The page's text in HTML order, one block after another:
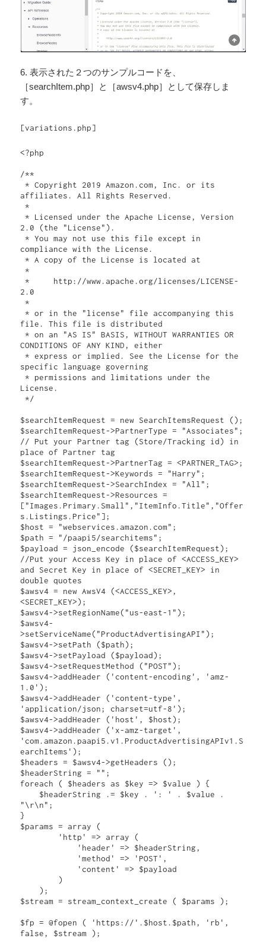
6. 表示された２つのサンプルコードを、
［searchItem.php］と［awsv4.php］として保存しま
す。
[variations.php]
<?php
/**
* Copyright 2019 Amazon.com, Inc. or its
affiliates. All Rights Reserved.
*
* Licensed under the Apache License, Version
2.0 (the "License").
* You may not use this file except in
compliance with the License.
* A copy of the License is located at
*
*     http://www.apache.org/licenses/LICENSE-
2.0
*
* or in the "license" file accompanying this
file. This file is distributed
* on an "AS IS" BASIS, WITHOUT WARRANTIES OR
CONDITIONS OF ANY KIND, either
* express or implied. See the License for the
specific language governing
* permissions and limitations under the
License.
*/
$searchItemRequest = new SearchItemsRequest ();
$searchItemRequest->PartnerType = "Associates";
// Put your Partner tag (Store/Tracking id) in
place of Partner tag
$searchItemRequest->PartnerTag = <PARTNER_TAG>;
$searchItemRequest->Keywords = "Harry";
$searchItemRequest->SearchIndex = "All";
$searchItemRequest->Resources =
["Images.Primary.Small","ItemInfo.Title","Offer
s.Listings.Price"];
$host = "webservices.amazon.com";
$path = "/paapi5/searchitems";
$payload = json_encode ($searchItemRequest);
//Put your Access Key in place of <ACCESS_KEY>
and Secret Key in place of <SECRET_KEY> in
double quotes
$awsv4 = new AwsV4 (<ACCESS_KEY>,
<SECRET_KEY>);
$awsv4->setRegionName("us-east-1");
$awsv4-
>setServiceName("ProductAdvertisingAPI");
$awsv4->setPath ($path);
$awsv4->setPayload ($payload);
$awsv4->setRequestMethod ("POST");
$awsv4->addHeader ('content-encoding', 'amz-
1.0');
$awsv4->addHeader ('content-type',
'application/json; charset=utf-8');
$awsv4->addHeader ('host', $host);
$awsv4->addHeader ('x-amz-target',
'com.amazon.paapi5.v1.ProductAdvertisingAPIv1.S
earchItems');
$headers = $awsv4->getHeaders ();
$headerString = "";
foreach ( $headers as $key => $value ) {
"\r\n";
}
$params = array (
$stream = stream_context_create ( $params );
$fp = @fopen ( 'https://'.$host.$path, 'rb',
false, $stream );